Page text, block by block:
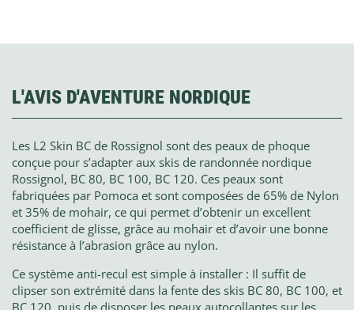
L'AVIS D'AVENTURE NORDIQUE
Les L2 Skin BC de Rossignol sont des peaux de phoque
conçue pour s’adapter aux skis de randonnée nordique
Rossignol, BC 80, BC 100, BC 120. Ces peaux sont
fabriquées par Pomoca et sont composées de 65% de Nylon
et 35% de mohair, ce qui permet d’obtenir un excellent
coefficient de glisse, grâce au mohair et d’avoir une bonne
résistance à l’abrasion grâce au nylon.
Ce système anti-recul est simple à installer : Il suffit de
clipser son extrémité dans la fente des skis BC 80, BC 100, et